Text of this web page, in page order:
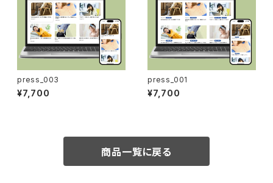
press_003
¥7,700
press_001
¥7,700
商品一覧に戻る